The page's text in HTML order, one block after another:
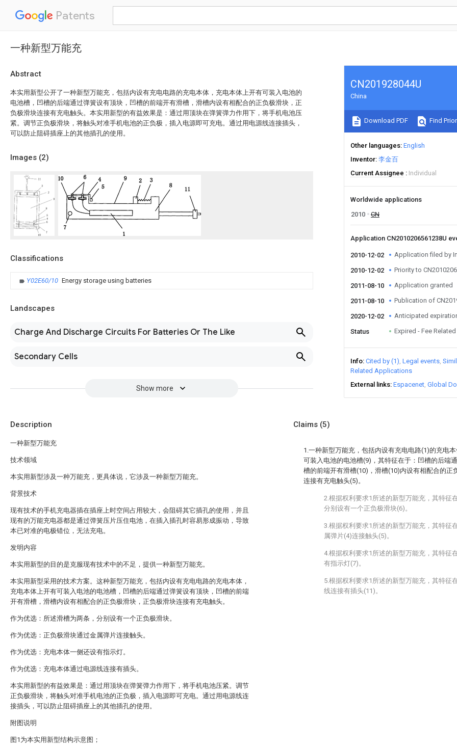
Patents
一种新型万能充
Abstract
本实用新型公开了一种新型万能充，包括内设有充电电路的充电本体，充电本体上开有可装入电池的
电池槽，凹槽的后端通过弹簧设有顶块，凹槽的前端开有滑槽，滑槽内设有相配合的正负极滑块，正
负极滑块连接有充电触头。本实用新型的有益效果是：通过用顶块在弹簧弹力作用下，将手机电池压
紧。调节正负极滑块，将触头对准手机电池的正负极，插入电源即可充电。通过用电源线连接插头，
可以防止阻碍插座上的其他插孔的使用。
Images (2)
Classifications
Y02E60/10 Energy storage using batteries
Landscapes
Charge And Discharge Circuits For Batteries Or The Like
Secondary Cells
Show more
CN201928044U
China
Download PDF Find
Other languages English
Inventor 李金百
Current Assignee
Individual
Worldwide applications
2010
CN
Application CN2010206561238U
2010-12-02 Application filed by
2010-12-02 Priority to
2011-08-10 Application granted
2011-08-10 Publication of
2020-12-02 Anticipated
Status Expired - Fee Related
Info Cited by (1) Legal events
Related Applications
External links Espacenet Global
Description
一种新型万能充
技术领域
本实用新型涉及一种万能充，更具体说，它涉及一种新型万能充。
背景技术
现有技术的手机充电器插在插座上时空间占用较大，会阻碍其它插孔的使用，并且
现有的万能充电器都是通过弹簧压片压住电池，在插入插孔时容易形成振动，导致
本已对准的电极错位，无法充电。
发明内容
本实用新型的目的是克服现有技术中的不足，提供一种新型万能充。
本实用新型采用的技术方案。这种新型万能充，包括内设有充电电路的充电本体，
充电本体上开有可装入电池的电池槽，凹槽的后端通过弹簧设有顶块，凹槽的前端
开有滑槽，滑槽内设有相配合的正负极滑块，正负极滑块连接有充电触头。
作为优选：所述滑槽为两条，分别设有一个正负极滑块。
作为优选：正负极滑块通过金属弹片连接触头。
作为优选：充电本体一侧还设有指示灯。
作为优选：充电本体通过电源线连接有插头。
本实用新型的有益效果是：通过用顶块在弹簧弹力作用下，将手机电池压紧。调节
正负极滑块，将触头对准手机电池的正负极，插入电源即可充电。通过用电源线连
接插头，可以防止阻碍插座上的其他插孔的使用。
附图说明
图1为本实用新型结构示意图；
Claims (5)
1.一种新型万能充，包括内设有充电电路(1)的充电
可装入电池的电池槽(9)，其特征在于：凹槽的后端
槽的前端开有滑槽(10)，滑槽(10)内设有相配合的正
连接有充电触头(5)。
2.根据权利要求1所述的新型万能充，其特征
分别设有一个正负极滑块(6)。
3.根据权利要求1所述的新型万能充，其特征
属弹片(4)连接触头(5)。
4.根据权利要求1所述的新型万能充，其特征
有指示灯(7)。
5.根据权利要求1所述的新型万能充，其特征
线连接有插头(11)。